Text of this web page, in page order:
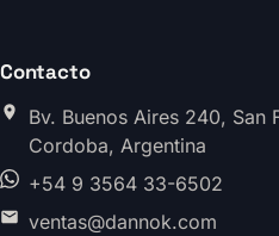
Contacto
Bv. Buenos Aires 240, San
Cordoba, Argentina
+54 9 3564 33-6502
ventas@dannok.com